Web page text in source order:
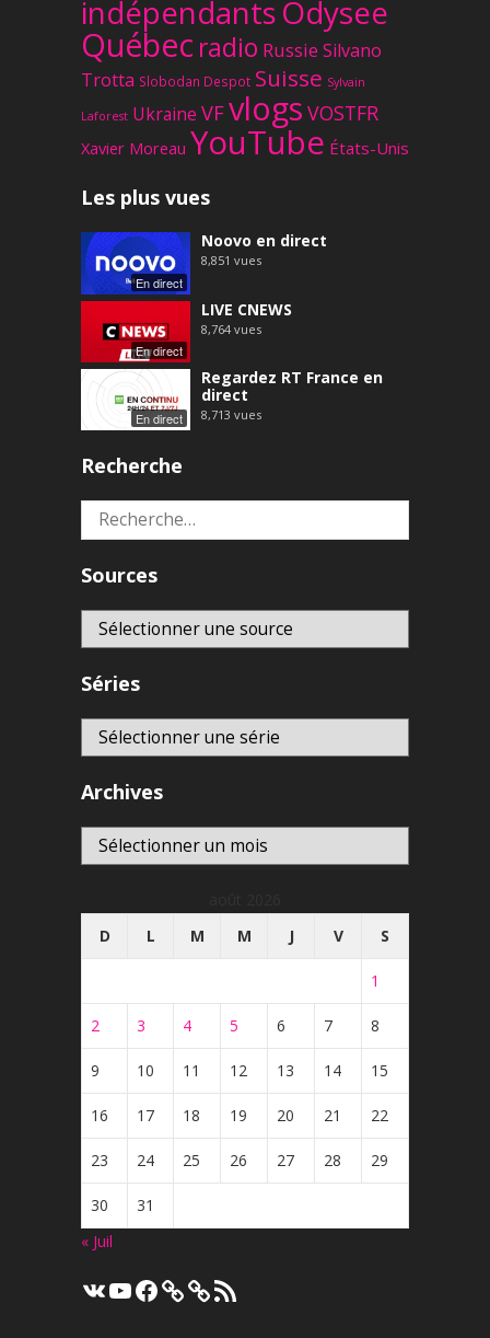
indépendantsOdysee
Québec radio Russie Silvano
Trotta Slobodan Despot Suisse Sylvain
Laforest Ukraine VFvlogs VOSTFR
Xavier Moreau YouTube États-Unis
Les plus vues
En direct
Noovo en direct
8,851 vues
En direct
LIVE CNEWS
8,764 vues
En direct
Regardez RT France en
direct
8,713 vues
Recherche
Rechercher :
Sources
Séries
Archives
Archives
D
L M M J V S
1
2 3 4 5 6 7 8
9 10 11 12 13 14 15
16 17 18 19 20 21 22
23 24 25 26 27 28 29
30
31
« Juil
VK YouTube
Facebook Flux
RSS